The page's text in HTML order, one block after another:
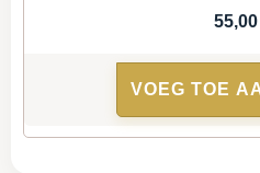
VOEG TOE